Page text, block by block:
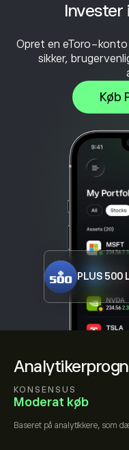
KONSENSUS
Moderat køb
Baseret på analytikkere, som
Invester
Opret en eToro-
sikker,
Køb
PLUS 500